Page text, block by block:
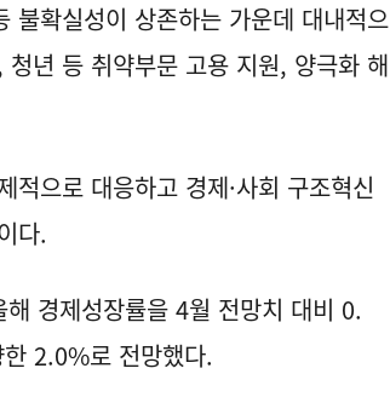
불확실성이 상존하는 가운데 대내적으
년 등 취약부문 고용 지원, 양극화 해
으로 대응하고 경제·사회 구조혁신
다.
경제성장률을 4월 전망치 대비 0.
2.0%로 전망했다.